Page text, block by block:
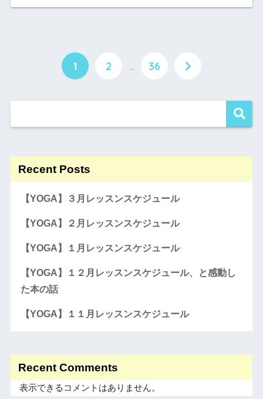
1 2 … 36
Recent Posts
【YOGA】３月レッスンスケジュール
【YOGA】２月レッスンスケジュール
【YOGA】１月レッスンスケジュール
【YOGA】１２月レッスンスケジュール、と感動し
た本の話
【YOGA】１１月レッスンスケジュール
Recent Comments
表示できるコメントはありません。